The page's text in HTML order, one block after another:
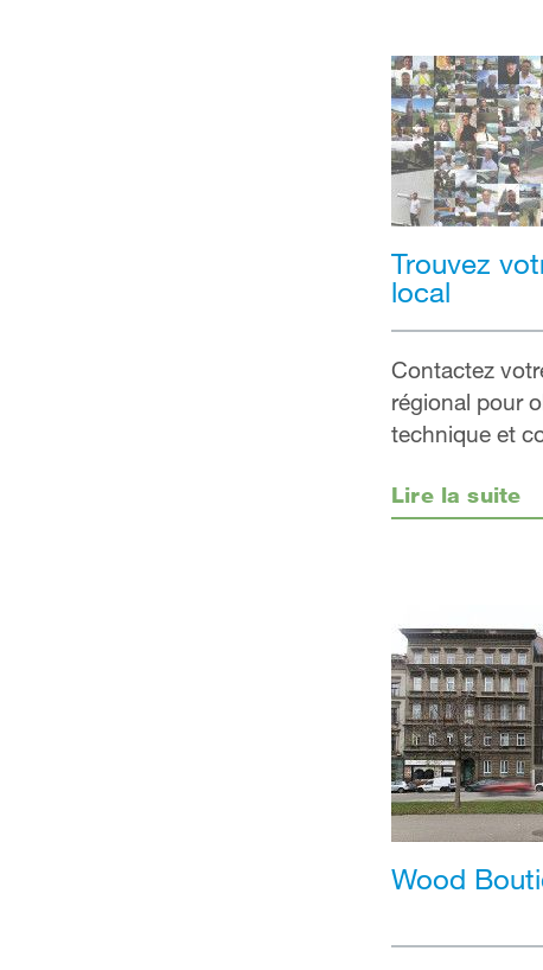
Trouvez
local
Contactez
régional pour
technique et
Lire la suite
Wood